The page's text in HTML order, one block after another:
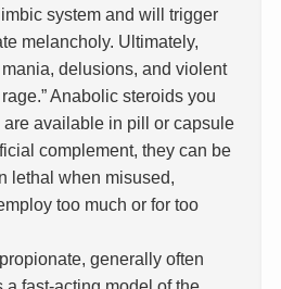
system and will trigger
melancholy. Ultimately,
delusions, and violent
Anabolic steroids you
available in pill or capsule
complement, they can be
lethal when misused,
too much or for too
generally often